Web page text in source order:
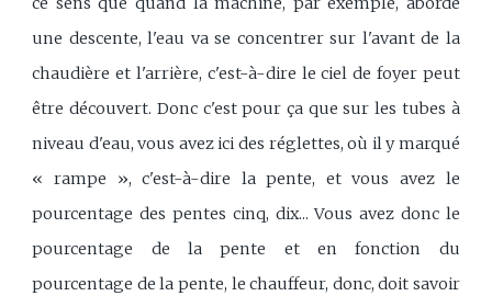
une descente, l'eau va se concentrer sur l'avant de la
chaudière et l'arrière, c'est-à-dire le ciel de foyer peut
être découvert. Donc c'est pour ça que sur les tubes à
niveau d'eau, vous avez ici des réglettes, où il y marqué
« rampe », c'est-à-dire la pente, et vous avez le
pourcentage des pentes cinq, dix... Vous avez donc le
pourcentage de la pente et en fonction du
pourcentage de la pente, le chauffeur, donc, doit savoir